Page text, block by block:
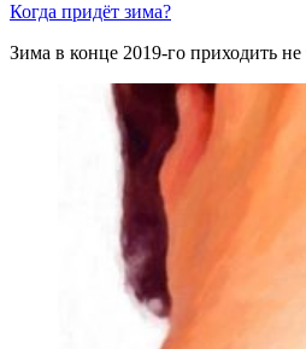
Когда придёт зима?
Зима в конце 2019-го приходить